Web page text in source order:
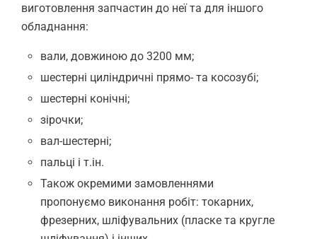
виготовлення запчастин до неї та для іншого
обладнання:
вали, довжиною до 3200 мм;
шестерні циліндричні прямо- та косозубі;
шестерні конічні;
зірочки;
вал-шестерні;
пальці і т.ін.
Також окремими замовленнями
пропонуємо виконання робіт: токарних,
фрезерних, шліфувальних (пласке та кругле